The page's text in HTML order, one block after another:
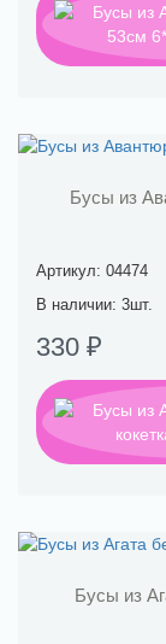
Бусы из
Артикул: 04474
В наличии: 3шт.
330 ₽
Бусы из